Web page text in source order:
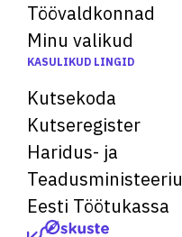
Töövaldkonnad
Minu valikud
KASULIKUD LINGID
Kutsekoda
Kutseregister
Haridus- ja
Eesti Töötukassa